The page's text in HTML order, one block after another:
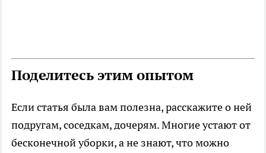
Поделитесь этим опытом
Если статья была вам полезна, расскажите о ней
подругам, соседкам, дочерям. Многие устают от
бесконечной уборки, а не знают, что можно